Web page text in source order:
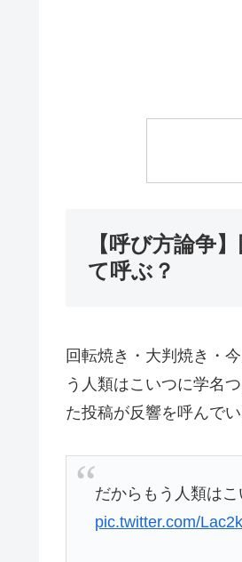
【呼び方論争
て呼ぶ？
回転焼き・大判焼き・
う人類はこいつに学名
た投稿が反響を呼んでい
だからもう人類は
pic.twitter.com/